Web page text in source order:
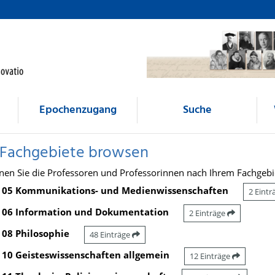
Epochenzugang Suche
browsen
Sie die Professoren und Professorinnen nach Ihrem
05 Kommunikations- und Medienwissenschaften
2
06 Information und Dokumentation 2 Einträge
08 Philosophie 48 Einträge
10 Geisteswissenschaften allgemein 12 Einträge